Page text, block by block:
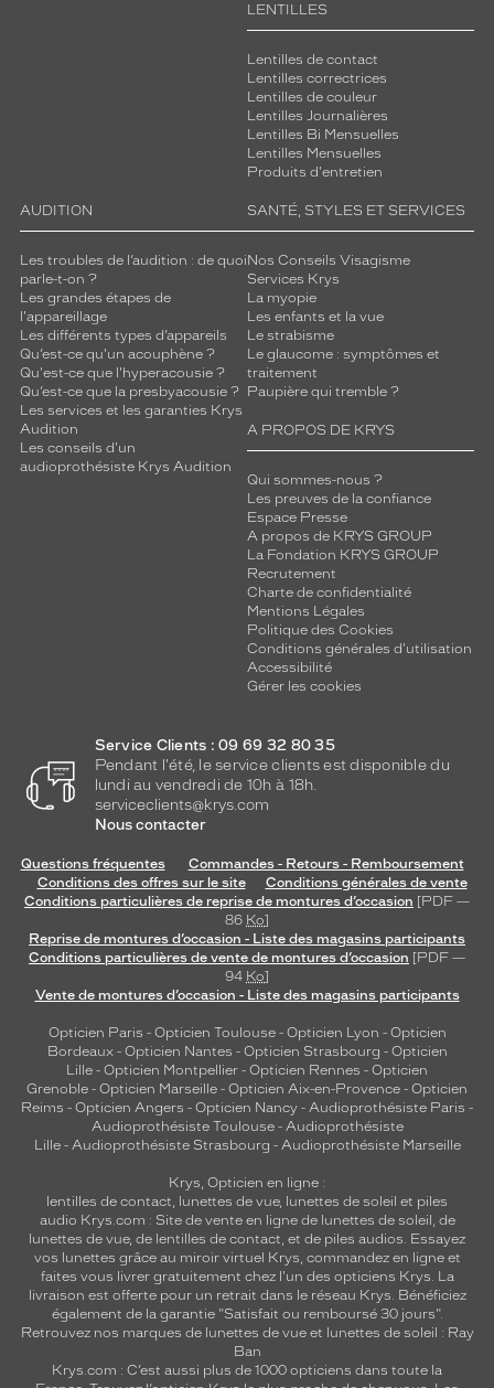
LENTILLES
Lentilles de contact
Lentilles correctrices
Lentilles de couleur
Lentilles Journalières
Lentilles Bi Mensuelles
Lentilles Mensuelles
Produits d'entretien
AUDITION
Les troubles de l’audition : de quoi
parle-t-on ?
Les grandes étapes de
l'appareillage
Les différents types d’appareils
Qu’est-ce qu'un acouphène ?
Qu'est-ce que l'hyperacousie ?
Qu’est-ce que la presbyacousie ?
Les services et les garanties Krys
Audition
Les conseils d'un
audioprothésiste Krys Audition
SANTÉ, STYLES ET SERVICES
Nos Conseils Visagisme
Services Krys
La myopie
Les enfants et la vue
Le strabisme
Le glaucome : symptômes et
traitement
Paupière qui tremble ?
A PROPOS DE KRYS
Qui sommes-nous ?
Les preuves de la confiance
Espace Presse
A propos de KRYS GROUP
La Fondation KRYS GROUP
Recrutement
Charte de confidentialité
Mentions Légales
Politique des Cookies
Conditions générales d'utilisation
Accessibilité
Gérer les cookies
Service Clients : 09 69 32 80 35
Pendant l'été, le service clients est disponible du
lundi au vendredi de 10h à 18h.
serviceclients@krys.com
Nous contacter
Questions fréquentes
Commandes - Retours - Remboursement
Conditions des offres sur le site
Conditions générales de vente
Conditions particulières de reprise de montures d’occasion [PDF —
86 Ko]
Reprise de montures d’occasion - Liste des magasins participants
Conditions particulières de vente de montures d’occasion [PDF —
94 Ko]
Vente de montures d’occasion - Liste des magasins participants
Opticien Paris - Opticien Toulouse- Opticien Lyon - Opticien
Bordeaux- Opticien Nantes - Opticien Strasbourg - Opticien
Lille - Opticien Montpellier - Opticien Rennes - Opticien
Grenoble - Opticien Marseille - Opticien Aix-en-Provence - Opticien
Reims - Opticien Angers - Opticien Nancy - Audioprothésiste Paris -
Audioprothésiste Toulouse- Audioprothésiste
Lille- Audioprothésiste Strasbourg - Audioprothésiste Marseille
Krys, Opticien en ligne :
lentilles de contact, lunettes de vue, lunettes de soleil et piles
audio Krys.com : Site de vente en ligne de lunettes de soleil, de
lunettes de vue, de lentilles de contact, et de piles audios. Essayez
vos lunettes grâce au miroir virtuel Krys, commandez en ligne et
faites vous livrer gratuitement chez l'un des opticiens Krys. La
livraison est offerte pour un retrait dans le réseau Krys. Bénéficiez
également de la garantie "Satisfait ou remboursé 30 jours".
Retrouvez nos marques de lunettes de vue et lunettes de soleil : Ray
Ban
Krys.com : C’est aussi plus de 1000 opticiens dans toute la